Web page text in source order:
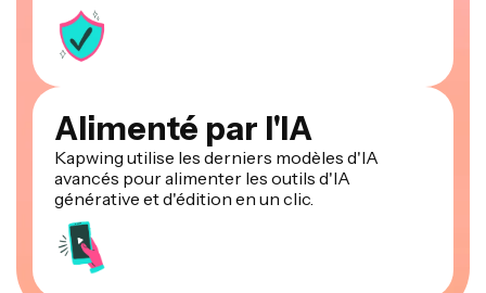
Alimenté par l'IA
Kapwing utilise les derniers modèles d'IA
avancés pour alimenter les outils d'IA
générative et d'édition en un clic.